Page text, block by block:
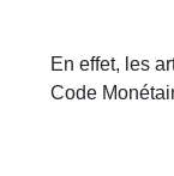
En effet, les
Code